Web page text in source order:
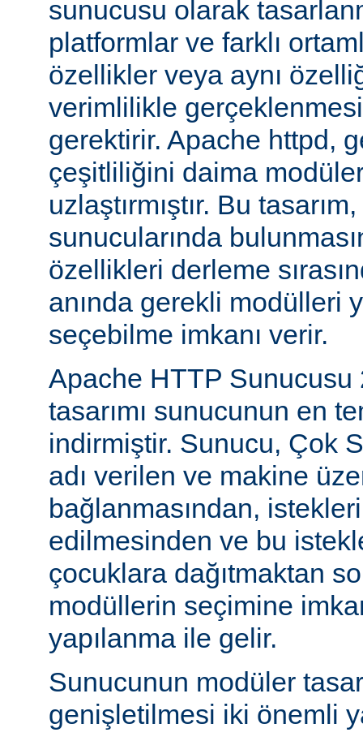
sunucusu olarak
platformlar ve farklı
özellikler veya aynı
verimlilikle
gerektirir. Apache httpd,
çeşitliliğini daima
uzlaştırmıştır. Bu
sunucularında
özellikleri derleme
anında gerekli modülleri
seçebilme imkanı verir.
Apache HTTP Sunucusu
tasarımı sunucunun en
indirmiştir. Sunucu, Çok
adı verilen ve makine
bağlanmasından,
edilmesinden ve bu
çocuklara dağıtmaktan
modüllerin seçimine
yapılanma ile gelir.
Sunucunun modüler
genişletilmesi iki önemli